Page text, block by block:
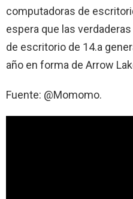
computadoras de
espera que las
de escritorio de 14.a
año en forma de Arrow
Fuente: @Momomo.